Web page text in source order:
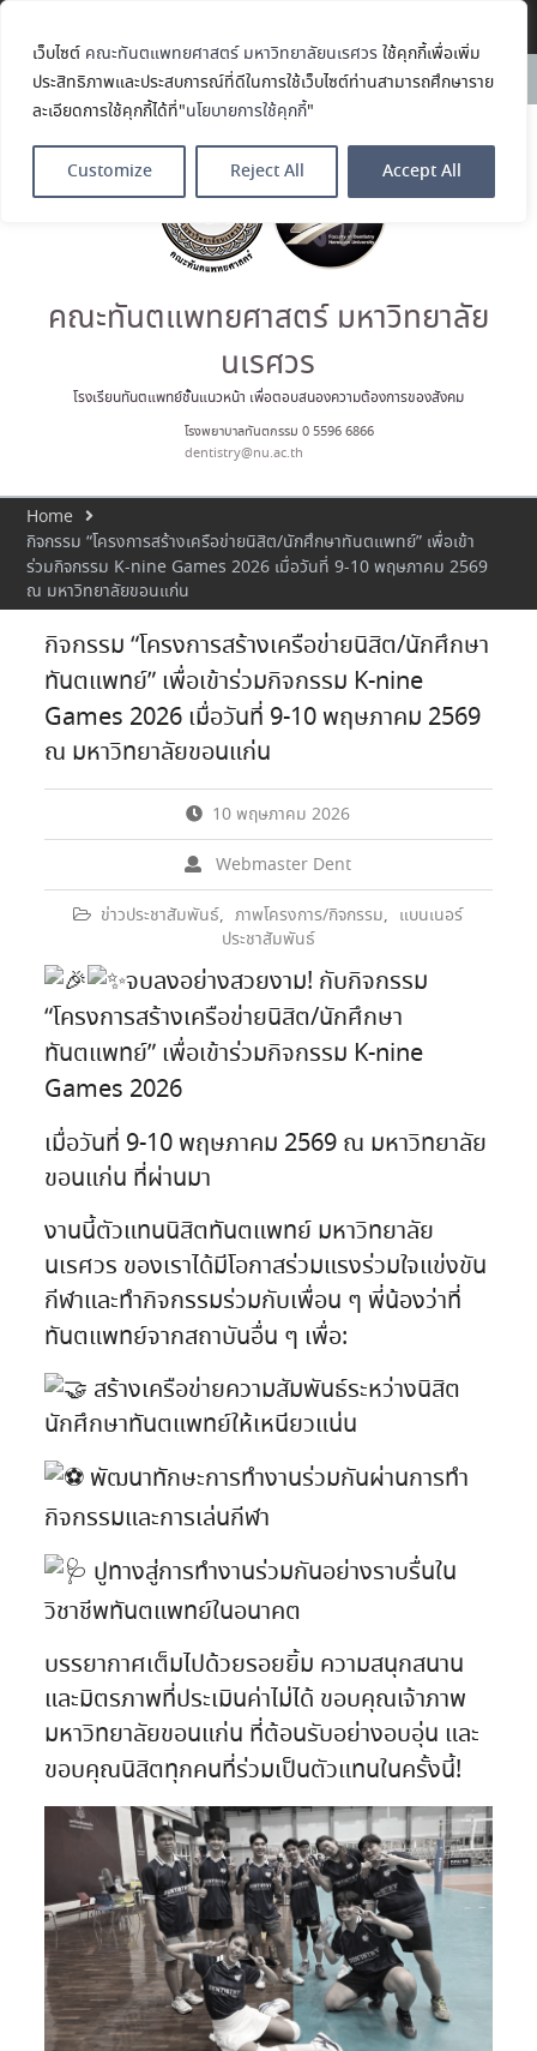
เว็บไซต์ คณะทันตแพทยศาสตร์ มหาวิทยาลัยนเรศวร ใช้คุกกี้เพื่อเพิ่ม
ประสิทธิภาพและประสบการณ์ที่ดีในการใช้เว็บไซต์ท่านสามารถศึกษาราย
ละเอียดการใช้คุกกี้ได้ที่"นโยบายการใช้คุกกี้"
Customize Reject All Accept All
News:
คณะทันตแพทยศาสตร์
มหาวิทยาลัยนเรศวร ร่วมออกบูธ
ประชาสัมพันธ์ หลักสูตรทันตแพทย
ประกาศนียบัตรผู้ช่วยทันตแพทย์
ในโครงการ Open House 2026
ตน ค้นหาตัวเอง
ประกาศคณะทันตแพทยศาสตร์
มหาวิทยาลัยนเรศวร เรื่อง ผู้ผ่าน
การสอบแข่งขันเข้าเป็นพนักงาน
ราชการ (เงินรายได้) ตำแหน่ง ผู้
ประมวลภาพบรรยากาศกิจกรรม
Dent Connect Board Game
2569 ณ คณะทันแพทยศาสตร์
คณะทันตแพทยศาสตร์ มหาวิทยาลัย
นเรศวร
โรงเรียนทันตแพทย์ชั้นแนวหน้า เพื่อตอบสนองความต้องการของสังคม
โรงพยาบาลทันตกรรม 0 5596 6866
dentistry@nu.ac.th
Home
กิจกรรม “โครงการสร้างเครือข่ายนิสิต/นักศึกษาทันตแพทย์” เพื่อเข้า
ร่วมกิจกรรม K-nine Games 2026 เมื่อวันที่ 9-10 พฤษภาคม 2569
ณ มหาวิทยาลัยขอนแก่น
กิจกรรม “โครงการสร้างเครือข่ายนิสิต/นักศึกษา
ทันตแพทย์” เพื่อเข้าร่วมกิจกรรม K-nine
Games 2026 เมื่อวันที่ 9-10 พฤษภาคม 2569
ณ มหาวิทยาลัยขอนแก่น
10 พฤษภาคม 2026
Webmaster Dent
ข่าวประชาสัมพันธ์, ภาพโครงการ/กิจกรรม, แบนเนอร์
ประชาสัมพันธ์
จบลงอย่างสวยงาม! กับกิจกรรม
“โครงการสร้างเครือข่ายนิสิต/นักศึกษา
ทันตแพทย์” เพื่อเข้าร่วมกิจกรรม K-nine
Games 2026
เมื่อวันที่ 9-10 พฤษภาคม 2569 ณ มหาวิทยาลัย
ขอนแก่น ที่ผ่านมา
งานนี้ตัวแทนนิสิตทันตแพทย์ มหาวิทยาลัย
นเรศวร ของเราได้มีโอกาสร่วมแรงร่วมใจแข่งขัน
กีฬาและทำกิจกรรมร่วมกับเพื่อน ๆ พี่น้องว่าที่
ทันตแพทย์จากสถาบันอื่น ๆ เพื่อ:
สร้างเครือข่ายความสัมพันธ์ระหว่างนิสิต
นักศึกษาทันตแพทย์ให้เหนียวแน่น
พัฒนาทักษะการทำงานร่วมกันผ่านการทำ
กิจกรรมและการเล่นกีฬา
ปูทางสู่การทำงานร่วมกันอย่างราบรื่นใน
วิชาชีพทันตแพทย์ในอนาคต
บรรยากาศเต็มไปด้วยรอยยิ้ม ความสนุกสนาน
และมิตรภาพที่ประเมินค่าไม่ได้ ขอบคุณเจ้าภาพ
มหาวิทยาลัยขอนแก่น ที่ต้อนรับอย่างอบอุ่น และ
ขอบคุณนิสิตทุกคนที่ร่วมเป็นตัวแทนในครั้งนี้!